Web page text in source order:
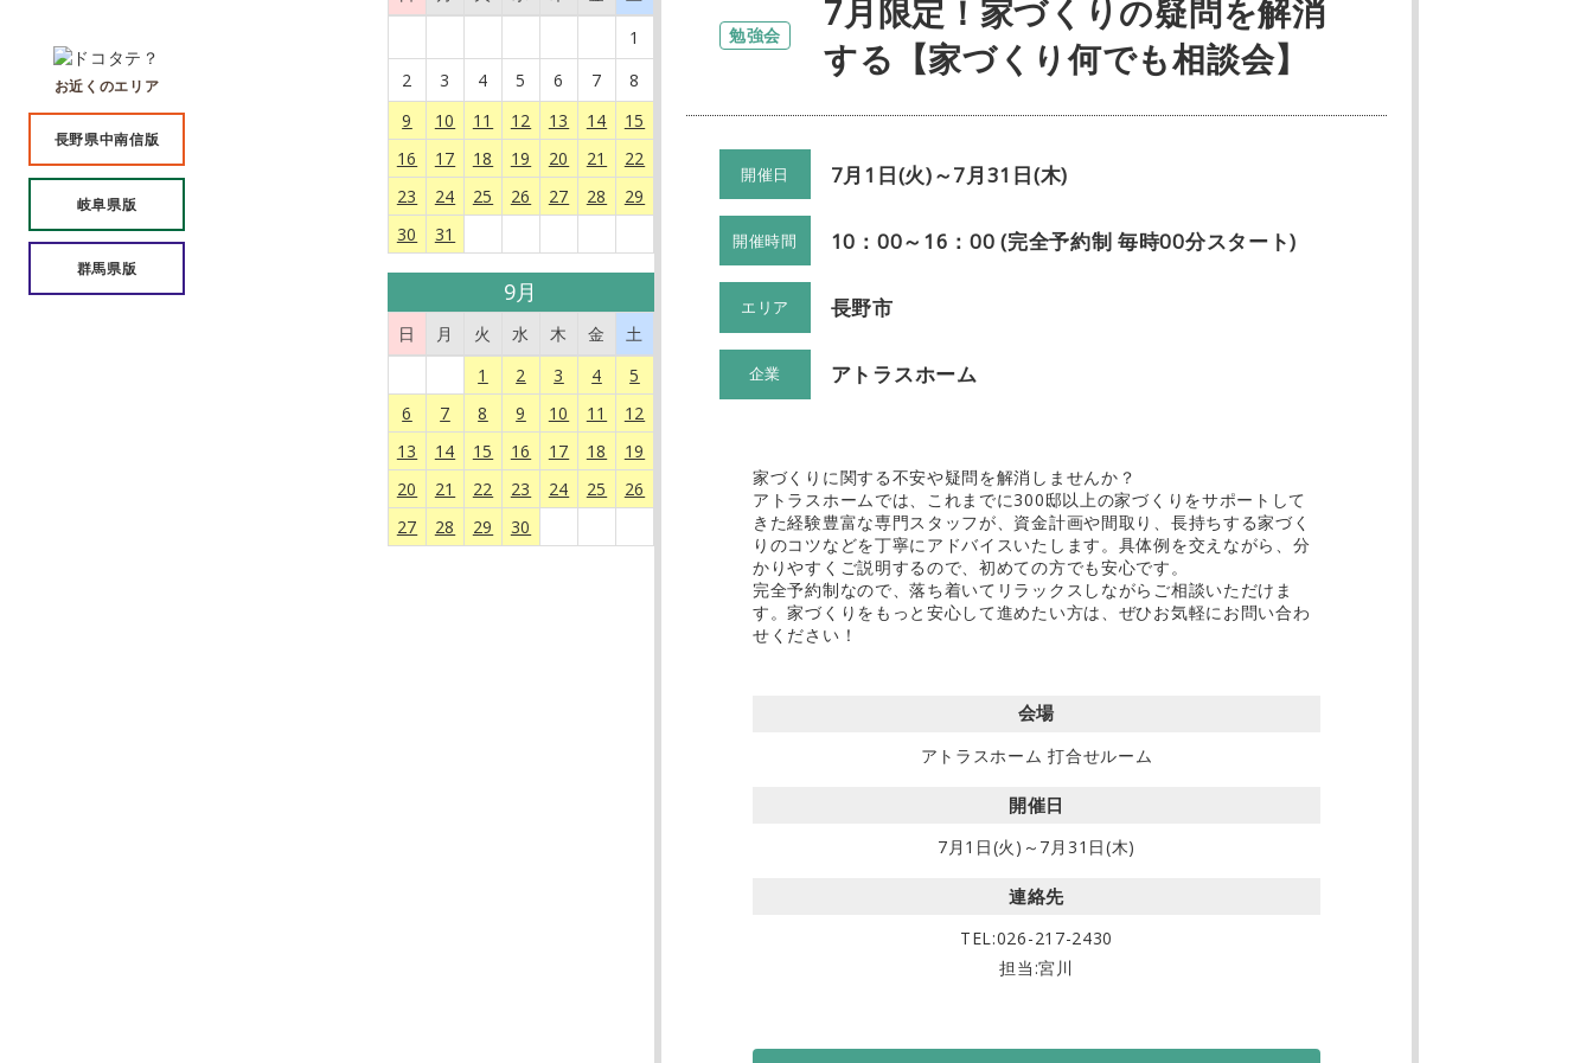
お近くのエリア
長野県中南信版
岐阜県版
群馬県版
1
2
3 4 5 6 7
8
9
10 11 12 13 14
15
16
17 18 19 20 21
22
23
24 25 26 27 28
29
30
31
9月
日 月 火 水 木 金
土
1
2 3 4
5
6
7 8 9 10 11
12
13
14 15 16 17 18
19
20
21 22 23 24 25
26
27
28 29 30
勉強会
7月限定！家づくりの疑問を解消
する【家づくり何でも相談会】
開催日 7月1日(火)～7月31日(木)
開催時間 10：00～16：00 (完全予約制 毎時00分スタート)
エリア 長野市
企業 アトラスホーム
家づくりに関する不安や疑問を解消しませんか？
アトラスホームでは、これまでに300邸以上の家づくりをサポートして
きた経験豊富な専門スタッフが、資金計画や間取り、長持ちする家づく
りのコツなどを丁寧にアドバイスいたします。具体例を交えながら、分
かりやすくご説明するので、初めての方でも安心です。
完全予約制なので、落ち着いてリラックスしながらご相談いただけま
す。家づくりをもっと安心して進めたい方は、ぜひお気軽にお問い合わ
せください！
会場
アトラスホーム 打合せルーム
開催日
7月1日(火)～7月31日(木)
連絡先
TEL:026-217-2430
担当:宮川